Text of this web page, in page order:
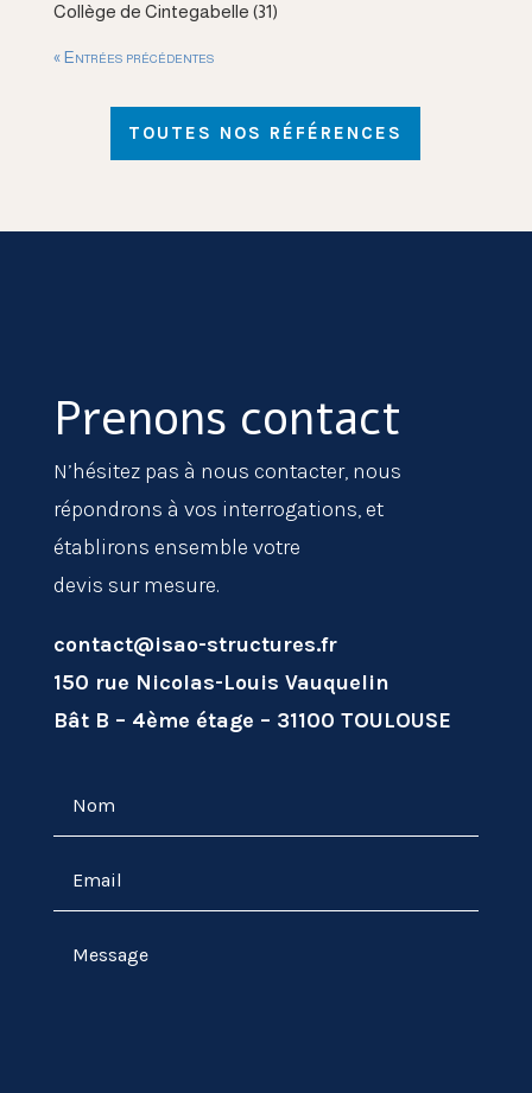
Collège de Cintegabelle (31)
« Entrées précédentes
TOUTES NOS RÉFÉRENCES
Prenons contact
N’hésitez pas à nous contacter, nous
répondrons à vos interrogations, et
établirons ensemble votre
devis sur mesure.
contact@isao-structures.fr
150 rue Nicolas-Louis Vauquelin
Bât B – 4ème étage – 31100 TOULOUSE